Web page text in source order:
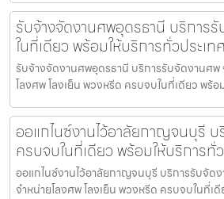
รับจ้างจัดงานศพอุดรธานี บริการ
ในที่เดียว พร้อมให้บริการทั่วประเท
รับจ้างจัดงานศพอุดรธานี บริการรับจัดงานศ
โลงศพ โลงเย็น พวงหรีด ครบจบในที่เดียว พร้อ
ออแกไนซ์งานไว้อาลัยกาญจนบุรี
ครบจบในที่เดียว พร้อมให้บริการทั่
ออแกไนซ์งานไว้อาลัยกาญจนบุรี บริการรับจัด
จำหน่ายโลงศพ โลงเย็น พวงหรีด ครบจบในที่เ